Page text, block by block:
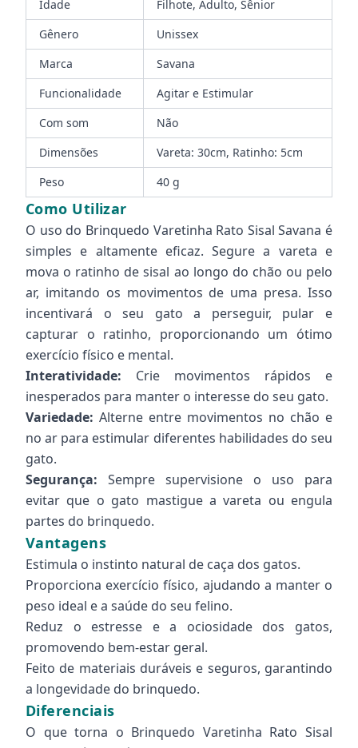
Idade
Filhote, Adulto, Sênior
Gênero
Unissex
Marca
Savana
Funcionalidade
Agitar e Estimular
Com som
Não
Dimensões
Vareta: 30cm, Ratinho: 5cm
Peso
40 g
Como Utilizar
O uso do Brinquedo Varetinha Rato Sisal Savana é
simples e altamente eficaz. Segure a vareta e
mova o ratinho de sisal ao longo do chão ou pelo
ar, imitando os movimentos de uma presa. Isso
incentivará o seu gato a perseguir, pular e
capturar o ratinho, proporcionando um ótimo
exercício físico e mental.
Interatividade: Crie movimentos rápidos e
inesperados para manter o interesse do seu gato.
Variedade: Alterne entre movimentos no chão e
no ar para estimular diferentes habilidades do seu
gato.
Segurança: Sempre supervisione o uso para
evitar que o gato mastigue a vareta ou engula
partes do brinquedo.
Vantagens
Estimula o instinto natural de caça dos gatos.
Proporciona exercício físico, ajudando a manter o
peso ideal e a saúde do seu felino.
Reduz o estresse e a ociosidade dos gatos,
promovendo bem-estar geral.
Feito de materiais duráveis e seguros, garantindo
a longevidade do brinquedo.
Diferenciais
O que torna o Brinquedo Varetinha Rato Sisal